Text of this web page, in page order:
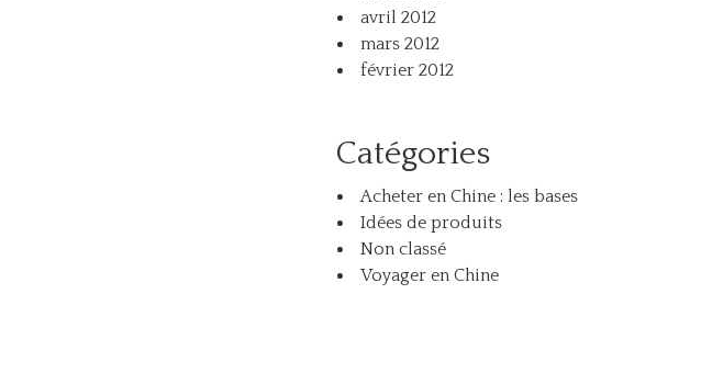
avril 2012
mars 2012
février 2012
Catégories
Acheter en Chine : les bases
Idées de produits
Non classé
Voyager en Chine